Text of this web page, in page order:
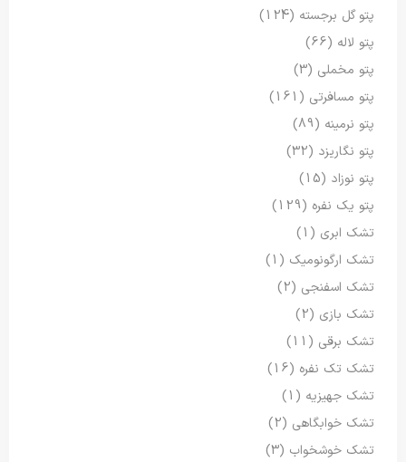
پتو گل برجسته (124)
پتو لاله (66)
پتو مخملی (3)
پتو مسافرتی (161)
پتو نرمینه (89)
پتو نگاریزد (32)
پتو نوزاد (15)
پتو یک نفره (129)
تشک ابری (1)
تشک ارگونومیک (1)
تشک اسفنجی (2)
تشک بازی (2)
تشک برقی (11)
تشک تک نفره (16)
تشک جهیزیه (1)
تشک خوابگاهی (2)
تشک خوشخواب (3)